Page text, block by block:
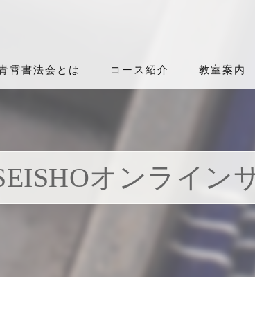
霄書法会とは コース紹介 教室案内
オンライン